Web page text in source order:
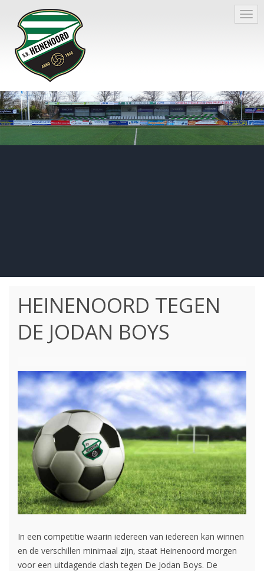
HEINENOORD TEGEN
DE JODAN BOYS
In een competitie waarin iedereen van iedereen kan winnen
en de verschillen minimaal zijn, staat Heinenoord morgen
voor een uitdagende clash tegen De Jodan Boys. De